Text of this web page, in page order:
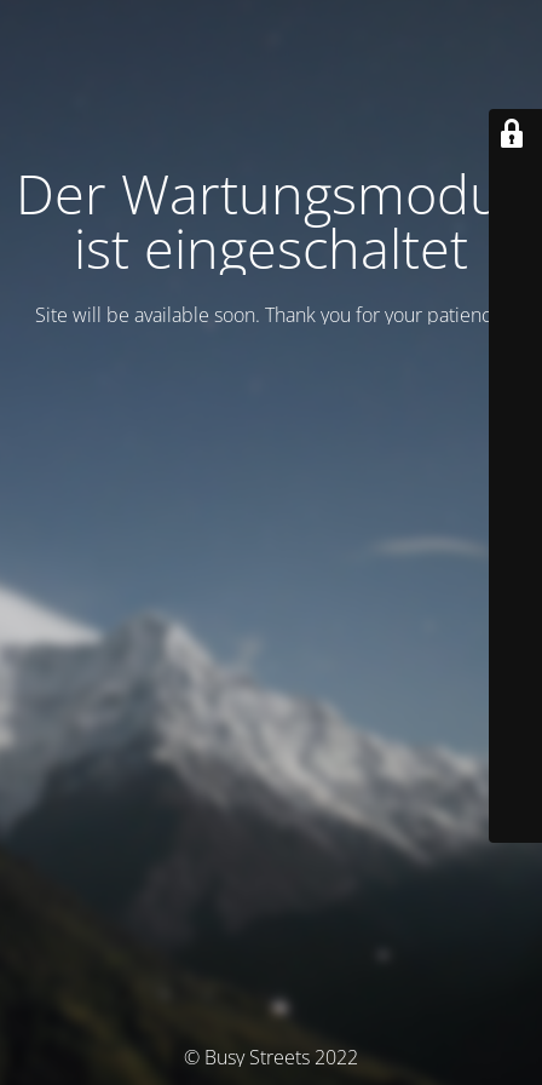
Der Wartungsmodus
ist eingeschaltet
Site will be available soon. Thank you for your patience!
© Busy Streets 2022